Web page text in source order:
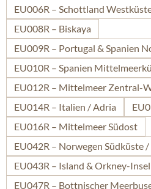
EU006R – Schottland
EU008R – Biskaya
EU009R – Portugal & Spanien
EU010R – Spanien
EU012R – Mittelmeer Zentral-
EU014R – Italien / Adria
EU016R – Mittelmeer Südost
EU042R – Norwegen Südküste
EU043R – Island & Orkney-
EU047R – Bottnischer